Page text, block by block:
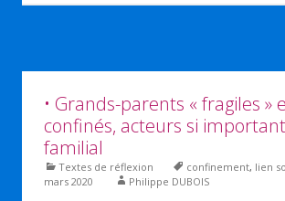
• Grands-parents « fragiles »
confinés, acteurs si
familial
Textes de réflexion confinement, lien
mars 2020
Philippe DUBOIS